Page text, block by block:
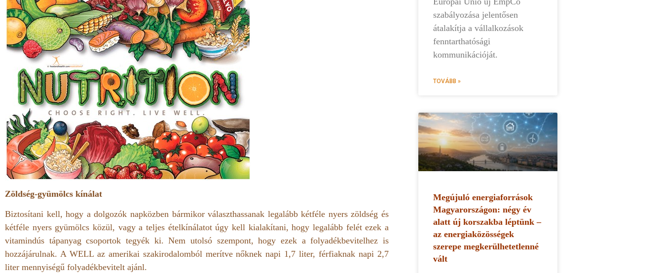
Zöldség-gyümölcs kínálat
Biztosítani kell, hogy a dolgozók napközben bármikor választhassanak legalább kétféle nyers zöldség és
kétféle nyers gyümölcs közül, vagy a teljes ételkínálatot úgy kell kialakítani, hogy legalább felét ezek a
vitamindús tápanyag csoportok tegyék ki. Nem utolsó szempont, hogy ezek a folyadékbevitelhez is
hozzájárulnak. A WELL az amerikai szakirodalomból merítve nőknek napi 1,7 liter, férfiaknak napi 2,7
liter mennyiségű folyadékbevitelt ajánl.
szabályozása jelentősen
átalakítja a vállalkozások
fenntarthatósági
kommunikációját.
TOVÁBB »
Megújuló energiaforrások
Magyarországon: négy év
alatt új korszakba léptünk –
az energiaközösségek
szerepe megkerülhetetlenné
vált